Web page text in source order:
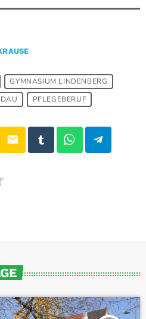
GYMNASIUM LINDENBERG
PFLEGEBERUF
email